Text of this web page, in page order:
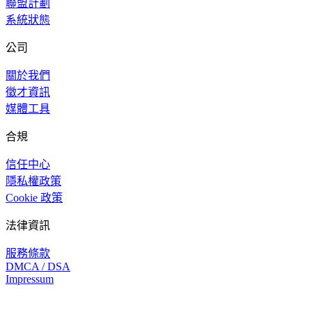
聯盟計劃
系統狀態
公司
關於我們
徵才資訊
媒體工具
合規
信任中心
隱私權政策
Cookie 政策
法律資訊
服務條款
DMCA / DSA
Impressum